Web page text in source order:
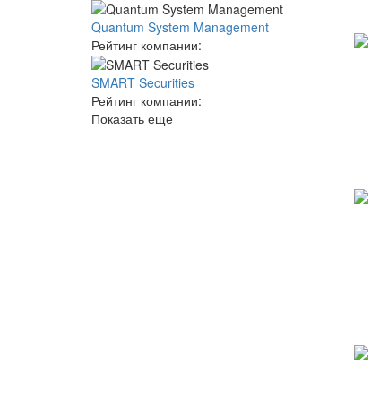
Quantum System Management
Рейтинг компании:
SMART Securities
Рейтинг компании:
Показать еще